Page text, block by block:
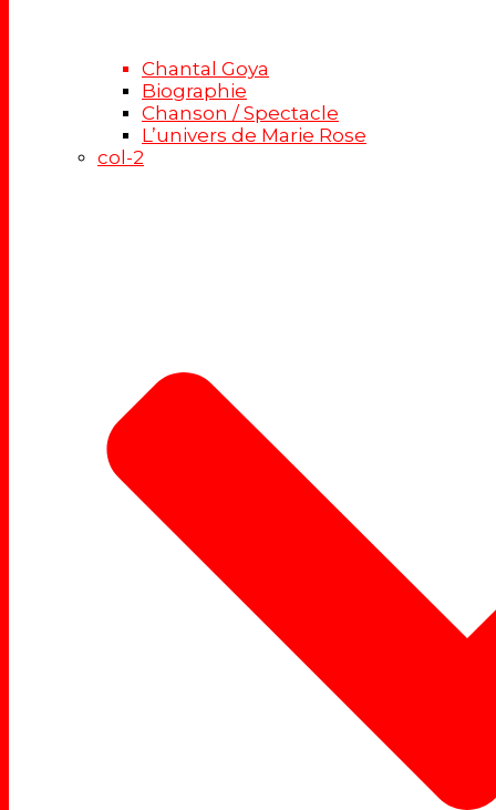
Chantal Goya
Biographie
Chanson / Spectacle
L’univers de Marie Rose
col-2